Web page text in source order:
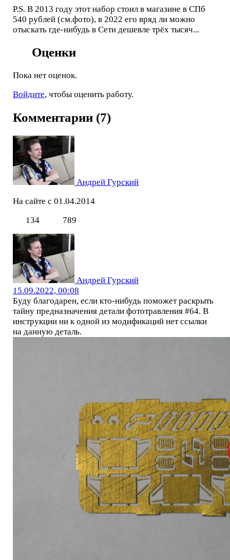
P.S. В 2013 году этот набор стоил в магазине в СПб
540 рублей (см.фото), в 2022 его вряд ли можно
отыскать где-нибудь в Сети дешевле трёх тысяч...
Оценки
Пока нет оценок.
Войдите, чтобы оценить работу.
Комментарии (7)
Андрей Гурский
На сайте с 01.04.2014
134
789
Андрей Гурский
15.09.2022, 00:08
Буду благодарен, если кто-нибудь поможет раскрыть
тайну предназначения детали фототравления #64. В
инструкции ни к одной из модификаций нет ссылки
на данную деталь.